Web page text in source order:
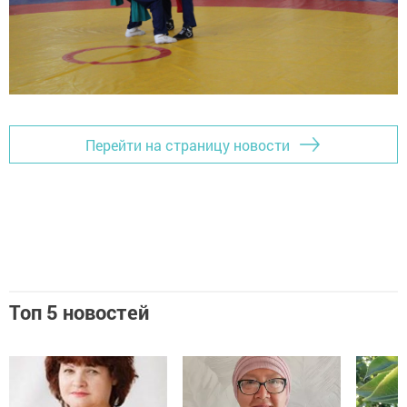
Перейти на страницу новости
Топ 5 новостей